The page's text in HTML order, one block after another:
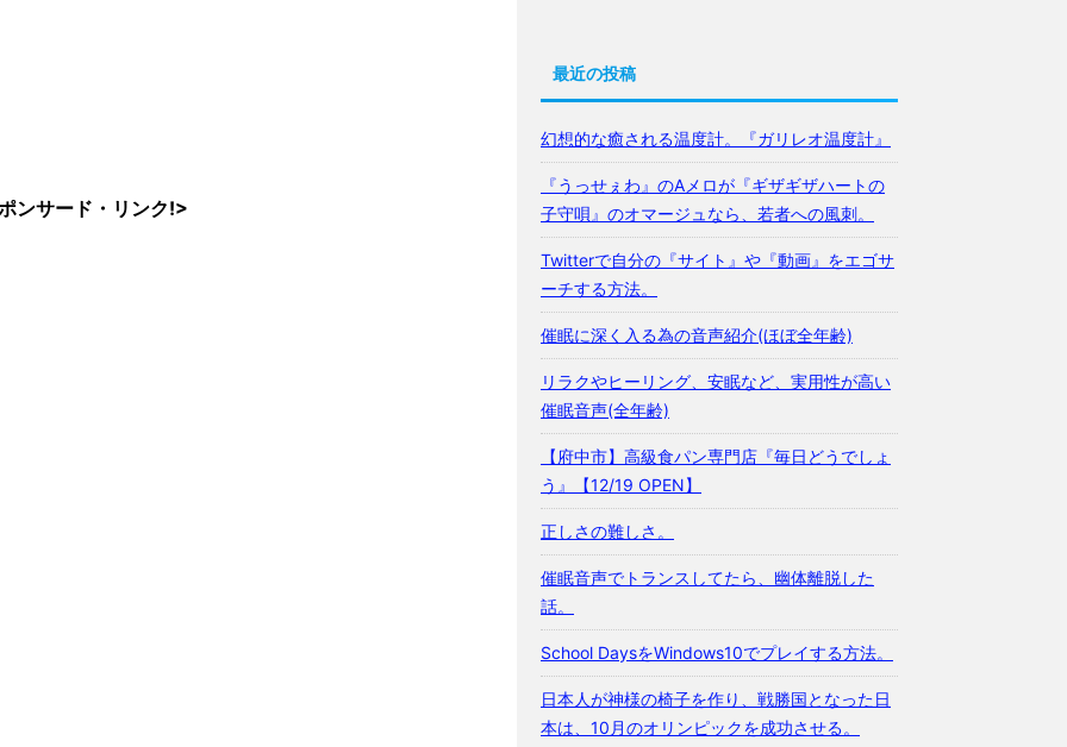
ンサード・リンク!>
最近の投稿
幻想的な癒される温度計。『ガリレオ温度計』
『うっせぇわ』のAメロが『ギザギザハートの
子守唄』のオマージュなら、若者への風刺。
Twitterで自分の『サイト』や『動画』をエゴサ
ーチする方法。
催眠に深く入る為の音声紹介(ほぼ全年齢)
リラクやヒーリング、安眠など、実用性が高い
催眠音声(全年齢)
【府中市】高級食パン専門店『毎日どうでしょ
う』【12/19 OPEN】
正しさの難しさ。
催眠音声でトランスしてたら、幽体離脱した
話。
School DaysをWindows10でプレイする方法。
日本人が神様の椅子を作り、戦勝国となった日
本は、10月のオリンピックを成功させる。